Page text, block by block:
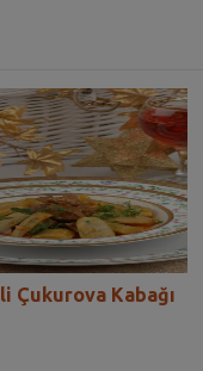
Çukurova Kabağı